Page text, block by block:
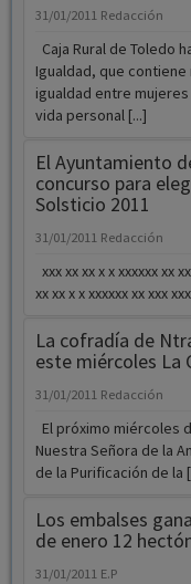
31/01/2011 Redacción
Caja Rural de Toledo
Igualdad, que
igualdad entre
vida personal [...]
El Ayuntamiento
concurso para
Solsticio 2011
31/01/2011 Redacción
xxx xx xx x x xxxxxx xx
xx xx x x xxxxxx xx xxx
La cofradía de
este miércoles La
31/01/2011 Redacción
El próximo miércoles
Nuestra Señora de la
de la Purificación de la
Los embalses
de enero 12
31/01/2011 E.P